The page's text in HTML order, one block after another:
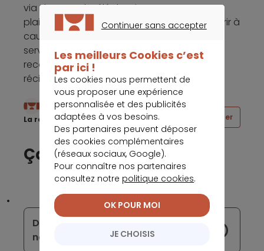
via des appels téléphoniques ou en se
plaignait sur le forum de ne pouvoir se nourrir à
cause de Monzo. Celle dont la qualité du
service client a été régulièrement louée
recommande ainsi au public de prendre les
récits publiés sur Internet avec prudence.
Écrit par
La rédaction Meilleurtaux
Partager
Ça peut vous intéresser
De multiples avantages pour les
nouveaux clients de BforBank
Continuer sans accepter
Les meilleurs Cookies c’est
par ici !
Les cookies nous permettent de
vous proposer une expérience
personnalisée et des publicités
adaptées à vos besoins.
Des partenaires peuvent déposer
des cookies complémentaires
(réseaux sociaux, Google).
Pour connaître nos partenaires
consultez notre politique cookies.
JE CHOISIS
OK POUR MOI